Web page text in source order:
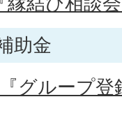
助金
グループ登